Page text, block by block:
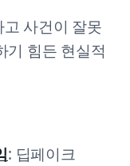
사건이 잘못
기 힘든 현실적
: 딥페이크